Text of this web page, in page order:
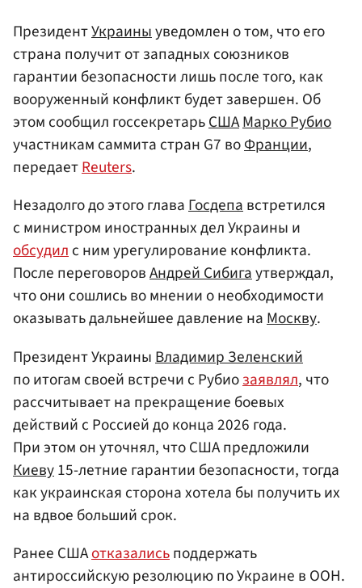
ПрезидентУкраиныуведомлен о том, что его
страна получит от западных союзников
гарантии безопасности лишь после того, как
вооруженный конфликт будет завершен. Об
этом сообщил госсекретарьСШАМарко Рубио
участникам саммита стран G7 воФранции,
передаетReuters.
Незадолго до этого главаГосдепавстретился
с министром иностранных дел Украины и
обсудилс ним урегулирование конфликта.
После переговоровАндрей Сибигаутверждал,
что они сошлись во мнении о необходимости
оказывать дальнейшее давление наМоскву.
Президент Украины Владимир Зеленский
по итогам своей встречи с Рубиозаявлял, что
рассчитывает на прекращение боевых
действий с Россией до конца 2026 года.
При этом он уточнял, что США предложили
Киеву15-летние гарантии безопасности, тогда
как украинская сторона хотела бы получить их
на вдвое больший срок.
Ранее СШАотказалисьподдержать
антироссийскую резолюцию по Украине в ООН.